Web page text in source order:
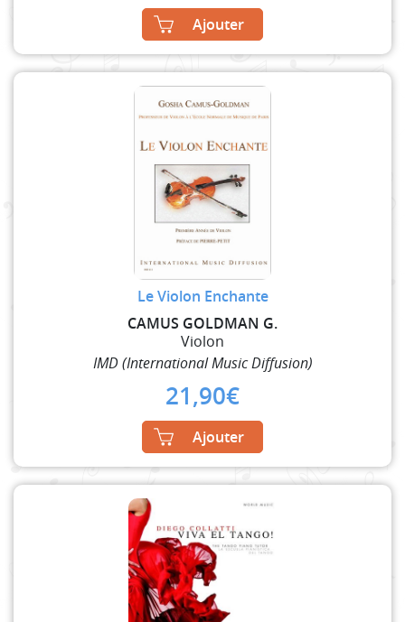
Ajouter
Le Violon Enchante
CAMUS GOLDMAN G.
Violon
IMD (International Music Diffusion)
21,90€
Ajouter